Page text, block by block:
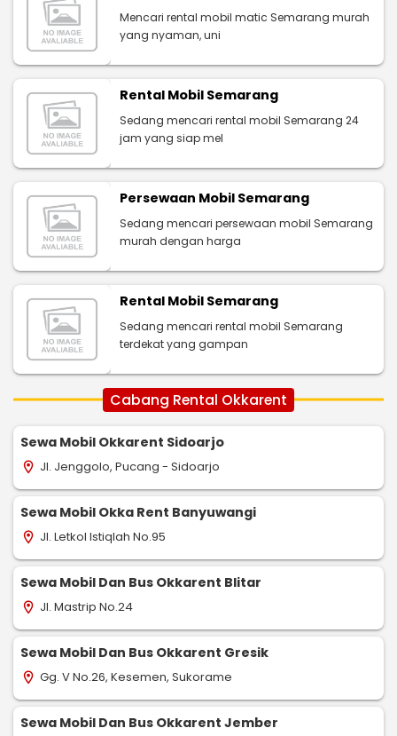
Mencari rental mobil matic Semarang murah
yang nyaman, uni
Rental Mobil Semarang
Sedang mencari rental mobil Semarang 24
jam yang siap mel
Persewaan Mobil Semarang
Sedang mencari persewaan mobil Semarang
murah dengan harga
Rental Mobil Semarang
Sedang mencari rental mobil Semarang
terdekat yang gampan
Cabang Rental Okkarent
Sewa Mobil Okkarent Sidoarjo
location_on Jl. Jenggolo, Pucang - Sidoarjo
Sewa Mobil Okka Rent Banyuwangi
location_on Jl. Letkol Istiqlah No.95
Sewa Mobil Dan Bus Okkarent Blitar
location_on Jl. Mastrip No.24
Sewa Mobil Dan Bus Okkarent Gresik
location_on Gg. V No.26, Kesemen, Sukorame
Sewa Mobil Dan Bus Okkarent Jember